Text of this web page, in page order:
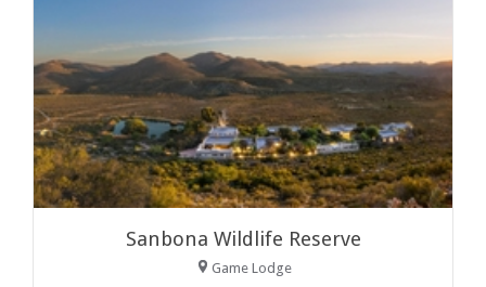
Sanbona Wildlife Reserve
Game Lodge